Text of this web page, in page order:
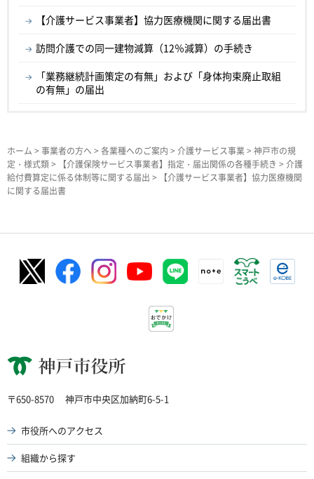
【介護サービス事業者】協力医療機関に関する届出書
訪問介護での同一建物減算（12％減算）の手続き
「業務継続計画策定の有無」および「身体拘束廃止取組
の有無」の届出
ホーム > 事業者の方へ > 各業種へのご案内 > 介護サービス事業> 神戸市の規
定・様式類> 【介護保険サービス事業者】指定・届出関係の各種手続き > 介護
給付費算定に係る体制等に関する届出 > 【介護サービス事業者】協力医療機関
に関する届出書
神戸市役所
〒650-8570 神戸市中央区加納町6-5-1
市役所へのアクセス
組織から探す